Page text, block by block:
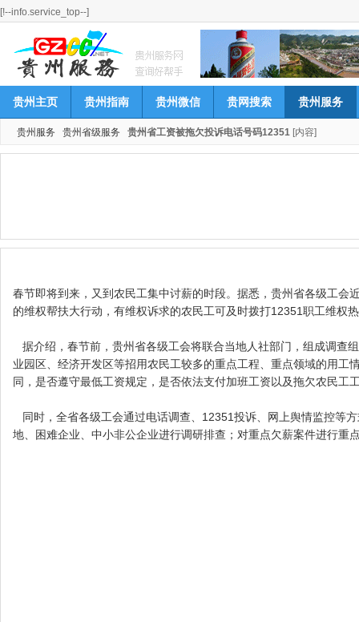
[!--info.service_top--]
贵州主页 贵州指南 贵州微信 贵网搜索 贵州服务
贵州服务 贵州省级服务 贵州省工资被拖欠投诉电话号码12351 [内容]
春节即将到来，又到农民工集中讨薪的时段。据悉，贵州省各级工会
的维权帮扶大行动，有维权诉求的农民工可及时拨打12351职工维权
据介绍，春节前，贵州省各级工会将联合当地人社部门，组成调查
业园区、经济开发区等招用农民工较多的重点工程、重点领域的用工
同，是否遵守最低工资规定，是否依法支付加班工资以及拖欠农民工
同时，全省各级工会通过电话调查、12351投诉、网上舆情监控等
地、困难企业、中小非公企业进行调研排查；对重点欠薪案件进行重